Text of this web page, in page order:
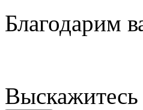
Благодарим
Выскажитесь